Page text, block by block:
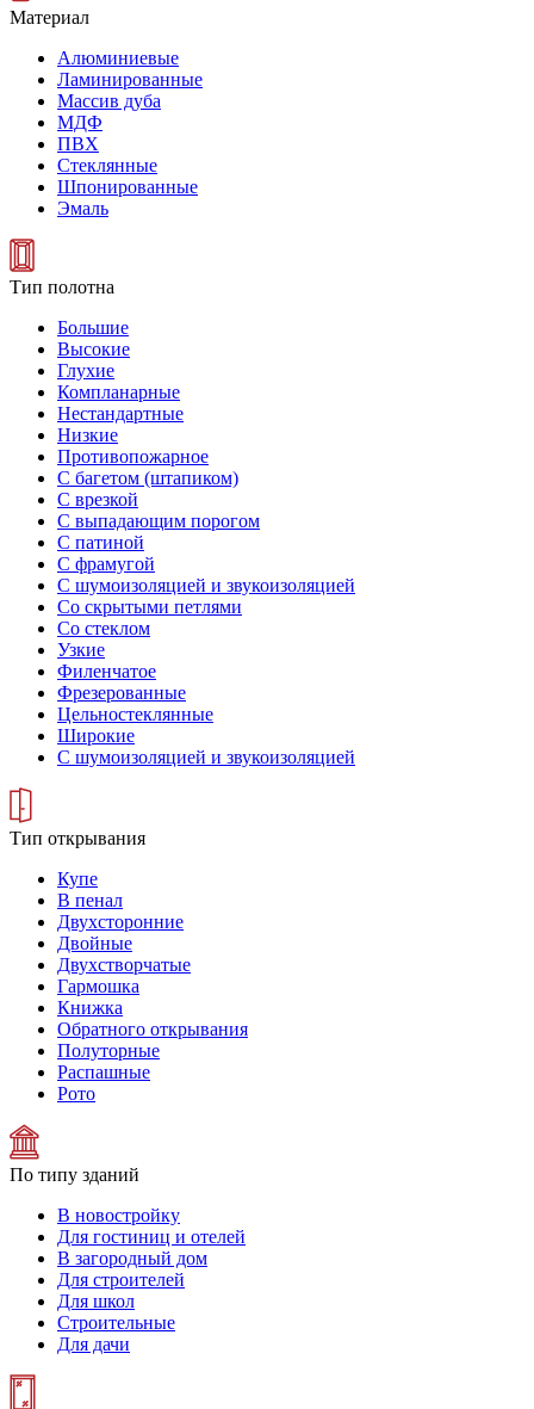
Материал
Алюминиевые
Ламинированные
Массив дуба
МДФ
ПВХ
Стеклянные
Шпонированные
Эмаль
Тип полотна
Большие
Высокие
Глухие
Компланарные
Нестандартные
Низкие
Противопожарное
С багетом (штапиком)
С врезкой
С выпадающим порогом
С патиной
С фрамугой
С шумоизоляцией и звукоизоляцией
Со скрытыми петлями
Со стеклом
Узкие
Филенчатое
Фрезерованные
Цельностеклянные
Широкие
С шумоизоляцией и звукоизоляцией
Тип открывания
Купе
В пенал
Двухсторонние
Двойные
Двухстворчатые
Гармошка
Книжка
Обратного открывания
Полуторные
Распашные
Рото
По типу зданий
В новостройку
Для гостиниц и отелей
В загородный дом
Для строителей
Для школ
Строительные
Для дачи